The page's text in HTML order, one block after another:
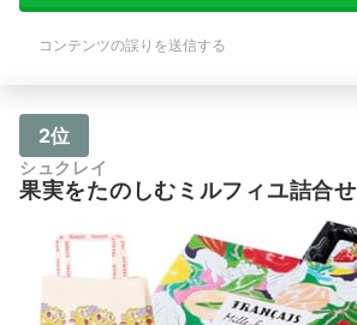
コンテンツの誤りを送信する
2位
シュクレイ
果実をたのしむミルフィユ詰合せ